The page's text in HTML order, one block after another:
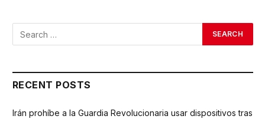
RECENT POSTS
Irán prohíbe a la Guardia Revolucionaria usar dispositivos tras